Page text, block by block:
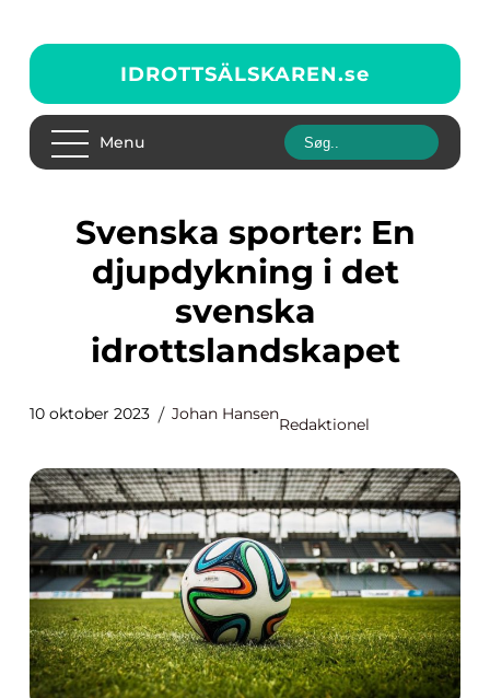
IDROTTSÄLSKAREN.se
Menu
Svenska sporter: En
djupdykning i det
svenska
idrottslandskapet
10 oktober 2023 Johan Hansen
Redaktionel